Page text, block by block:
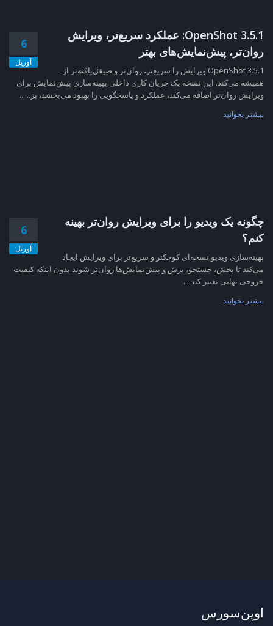
6
آوریل
OpenShot 3.5.1: عملکرد سریع‌تر، ویرایش
روان‌تر، پیش‌نمایش‌های بهتر
OpenShot 3.5.1 ویرایش را سریع‌تر، روان‌تر و صیقل‌یافته‌تر از
همیشه می‌کند. این نسخه یک جریان کاری داخلی بهینه‌سازی پیش‌نمایش برای
ویرایش روان‌تر اضافه می‌کند، عملکرد و پاسخگویی را بهبود می‌بخشد، بز......
بیشتر بخوانید
6
آوریل
چگونه یک ویدیو را برای ویرایش روان‌تر بهینه
کنم؟
بهینه‌سازی ویدیو نسخه‌ای کوچکتر و سریع‌تر برای ویرایش ایجاد
می‌کند تا پخش، جستجو، برش و پیش‌نمایش‌ها روان‌تر شوند بدون اینکه کیفیت
خروجی نهایی تغییر کند....
بیشتر بخوانید
اوپن‌سورس